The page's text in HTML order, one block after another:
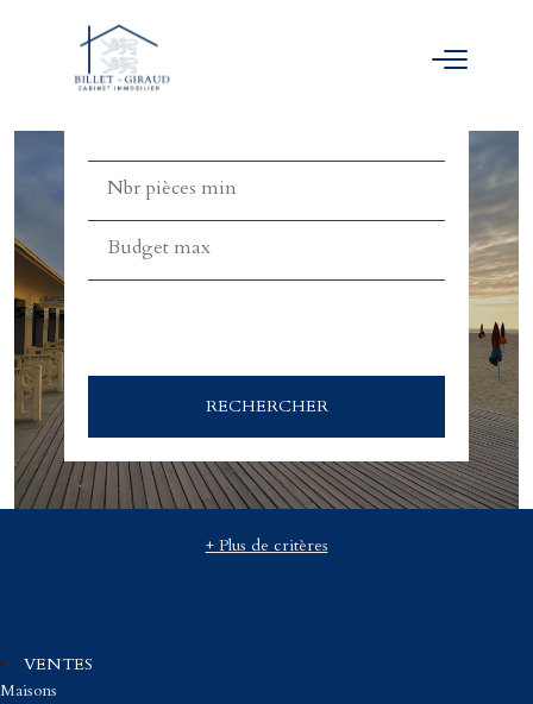
ACHETER
RECHERCHER
+ Plus de critères
VENTES
Maisons